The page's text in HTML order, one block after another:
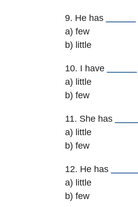
9. He has
a) few
b) little
10. I have
a) little
b) few
11. She has
a) little
b) few
12. He has
a) little
b) few